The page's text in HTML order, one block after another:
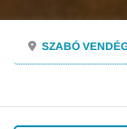
SZABÓ